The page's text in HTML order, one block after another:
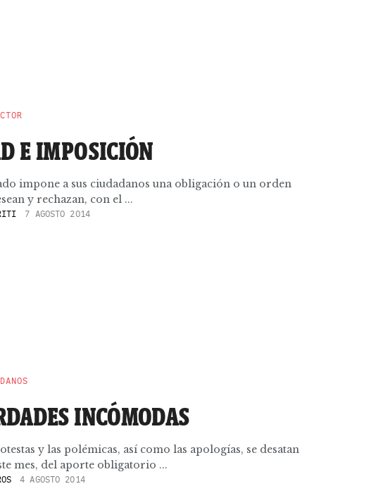
E IMPOSICIÓN
impone a sus ciudadanos una obligación o un orden
y rechazan, con el ...
7 AGOSTO 2014
INCÓMODAS
y las polémicas, así como las apologías, se desatan
mes, del aporte obligatorio ...
4 AGOSTO 2014